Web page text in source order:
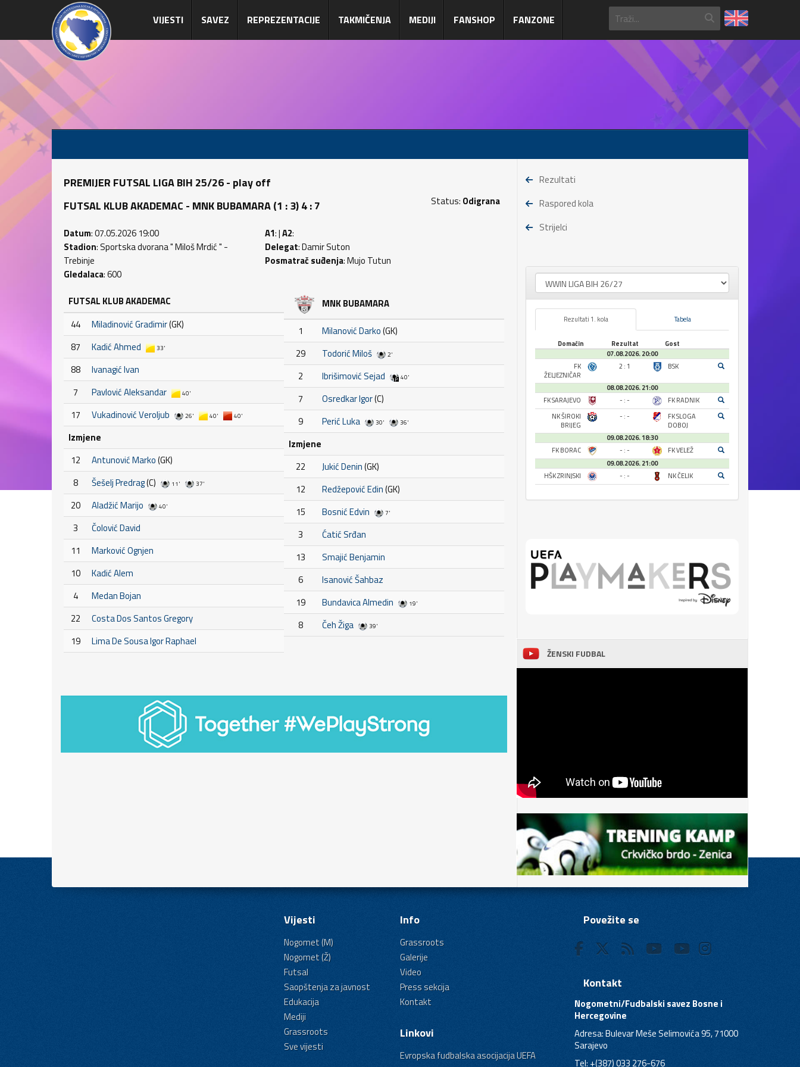
VIJESTI SAVEZ REPREZENTACIJE TAKMIČENJA MEDIJI FANSHOP FANZONE
PREMIJER FUTSAL LIGA BIH 25/26 - play off
FUTSAL KLUB AKADEMAC - MNK BUBAMARA (1 : 3) 4 : 7
Status: Odigrana
Datum: 07.05.2026 19:00
Stadion: Sportska dvorana " Miloš Mrdić " -
Trebinje
Gledalaca: 600
A1: |A2:
Delegat: Damir Suton
Posmatrač suđenja: Mujo Tutun
FUTSAL KLUB AKADEMAC
44
Miladinović Gradimir(GK)
87
Kadić Ahmed 33'
88
Ivanagić Ivan
7
Pavlović Aleksandar 40'
17 Vukadinović Veroljub 26' 40' 40'
Izmjene
12
Antunović Marko(GK)
8
Šešelj Predrag(C) 11' 37'
20 Aladžić Marijo 40'
3
Čolović David
11
Marković Ognjen
10
Kadić Alem
4
Medan Bojan
22
Costa Dos Santos Gregory
19
Lima De Sousa Igor Raphael
MNK BUBAMARA
1 Milanović Darko(GK)
29
Todorić Miloš 2'
2 Ibrišimović Sejad 40'
7 Osredkar Igor(C)
9
Perić Luka 30' 36'
Izmjene
22
Jukić Denin(GK)
12
Redžepović Edin(GK)
15
Bosnić Edvin 7'
3
Ćatić Srđan
13
Smajić Benjamin
6
Isanović Šahbaz
19
Bundavica Almedin 19'
8 Čeh Žiga 39'
Rezultati
Raspored kola
Strijelci
Rezultati 1. kola Tabela
Domaćin Rezultat
Gost
07.08.2026. 20:00
FK
ŽELJEZNIČAR
2 : 1 BSK
08.08.2026. 21:00
FK SARAJEVO
- : -
FK RADNIK
NK ŠIROKI
BRIJEG
- : -
FK SLOGA
DOBOJ
09.08.2026. 18:30
FK BORAC
- : -
FK VELEŽ
09.08.2026. 21:00
HŠK ZRINJSKI
- : - NK ČELIK
ŽENSKI FUDBAL
Vijesti
Nogomet (M)
Nogomet (Ž)
Futsal
Saopštenja za javnost
Edukacija
Mediji
Grassroots
Sve vijesti
Info
Grassroots
Galerije
Video
Press sekcija
Kontakt
Linkovi
Evropska fudbalska asocijacija UEFA
Povežite se
Kontakt
Nogometni/Fudbalski savez Bosne i
Hercegovine
Adresa: Bulevar Meše Selimovića 95, 71000
Sarajevo
Tel: +(387) 033 276-676